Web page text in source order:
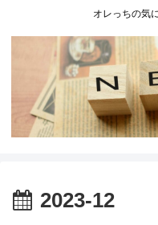
オレっちの気
2023-12